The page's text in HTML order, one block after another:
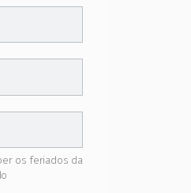
os feriados da